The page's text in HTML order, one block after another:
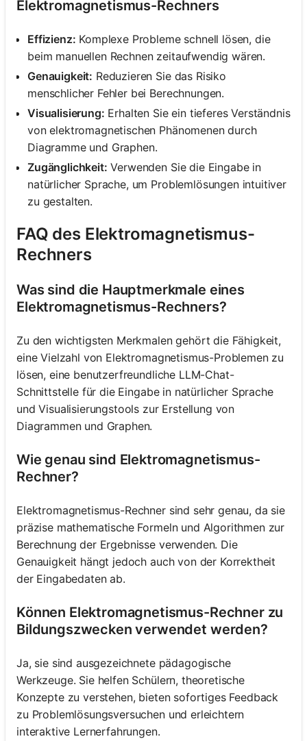
Elektromagnetismus-Rechners
Effizienz: Komplexe Probleme schnell lösen, die
beim manuellen Rechnen zeitaufwendig wären.
Genauigkeit: Reduzieren Sie das Risiko
menschlicher Fehler bei Berechnungen.
Visualisierung: Erhalten Sie ein tieferes Verständnis
von elektromagnetischen Phänomenen durch
Diagramme und Graphen.
Zugänglichkeit: Verwenden Sie die Eingabe in
natürlicher Sprache, um Problemlösungen intuitiver
zu gestalten.
FAQ des Elektromagnetismus-
Rechners
Was sind die Hauptmerkmale eines
Elektromagnetismus-Rechners?
Zu den wichtigsten Merkmalen gehört die Fähigkeit,
eine Vielzahl von Elektromagnetismus-Problemen zu
lösen, eine benutzerfreundliche LLM-Chat-
Schnittstelle für die Eingabe in natürlicher Sprache
und Visualisierungstools zur Erstellung von
Diagrammen und Graphen.
Wie genau sind Elektromagnetismus-
Rechner?
Elektromagnetismus-Rechner sind sehr genau, da sie
präzise mathematische Formeln und Algorithmen zur
Berechnung der Ergebnisse verwenden. Die
Genauigkeit hängt jedoch auch von der Korrektheit
der Eingabedaten ab.
Können Elektromagnetismus-Rechner zu
Bildungszwecken verwendet werden?
Ja, sie sind ausgezeichnete pädagogische
Werkzeuge. Sie helfen Schülern, theoretische
Konzepte zu verstehen, bieten sofortiges Feedback
zu Problemlösungsversuchen und erleichtern
interaktive Lernerfahrungen.